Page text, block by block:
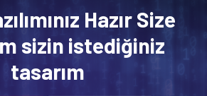
Hazır Size
sizin istediğiniz
tasarım